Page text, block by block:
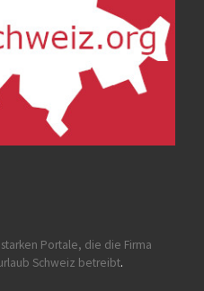
Portale, die die Firma
Schweiz betreibt.